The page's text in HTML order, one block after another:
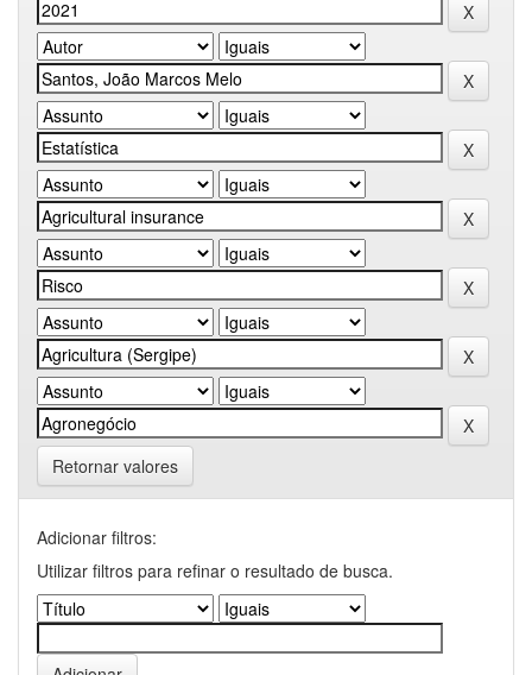
Retornar valores
Adicionar filtros:
Utilizar filtros para refinar o resultado de busca.